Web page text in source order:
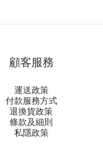
顧客服務
運送政策
付款服務方式
退換貨政策
條款及細則
私隱政策